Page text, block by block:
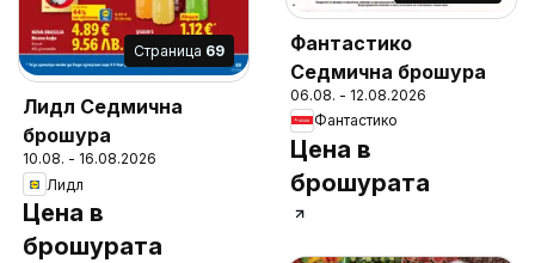
Cтраница 69
Лидл Седмична
брошура
10.08. - 16.08.2026
Лидл
Цена в
брошурата
Фантастико
Седмична брошура
06.08. - 12.08.2026
Фантастико
Цена в
брошурата